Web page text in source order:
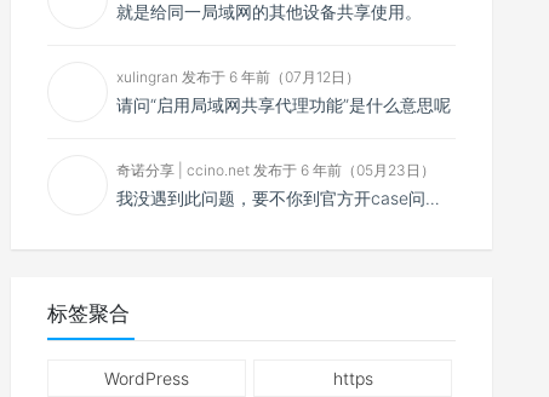
就是给同一局域网的其他设备共享使用。
xulingran 发布于 6 年前（07月12日）
请问“启用局域网共享代理功能”是什么意思呢
奇诺分享 | ccino.net 发布于 6 年前（05月23日）
我没遇到此问题，要不你到官方开case问问看？
标签聚合
WordPress https